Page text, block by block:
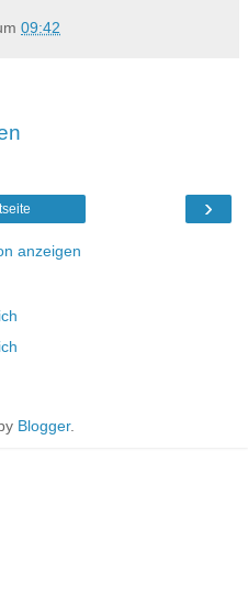
09:42
›
anzeigen
Blogger.